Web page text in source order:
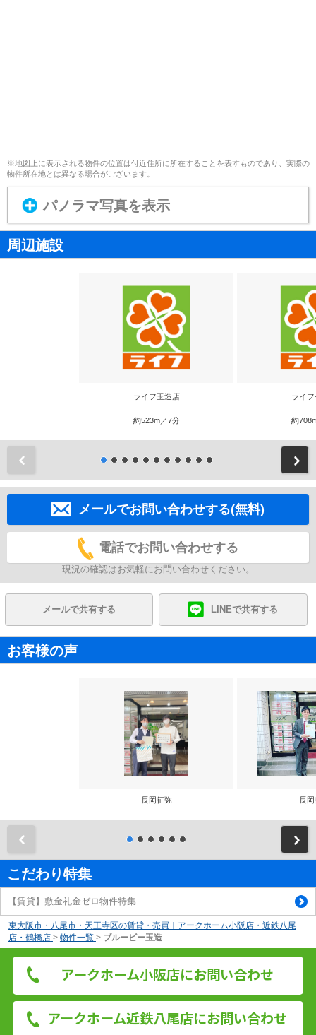
※地図上に表示される物件の位置は付近住所に所在することを表すものであり、実際の
物件所在地とは異なる場合がございます。
パノラマ写真を表示
周辺施設
ライフ玉造店
約523m／7分
ライ
約
メールでお問い合わせする(無料)
電話でお問い合わせする
現況の確認はお気軽にお問い合わせください。
メールで共有する LINEで共有する
お客様の声
長岡征弥 長岡
こだわり特集
【賃貸】敷金礼金ゼロ物件特集
東大阪市・八尾市・天王寺区の賃貸・売買｜アークホーム小阪店・近鉄八尾
店・鶴橋店 > 物件一覧 > ブルービー玉造
アークホーム小阪店にお問い合わせ
アークホーム近鉄八尾店にお問い合わせ